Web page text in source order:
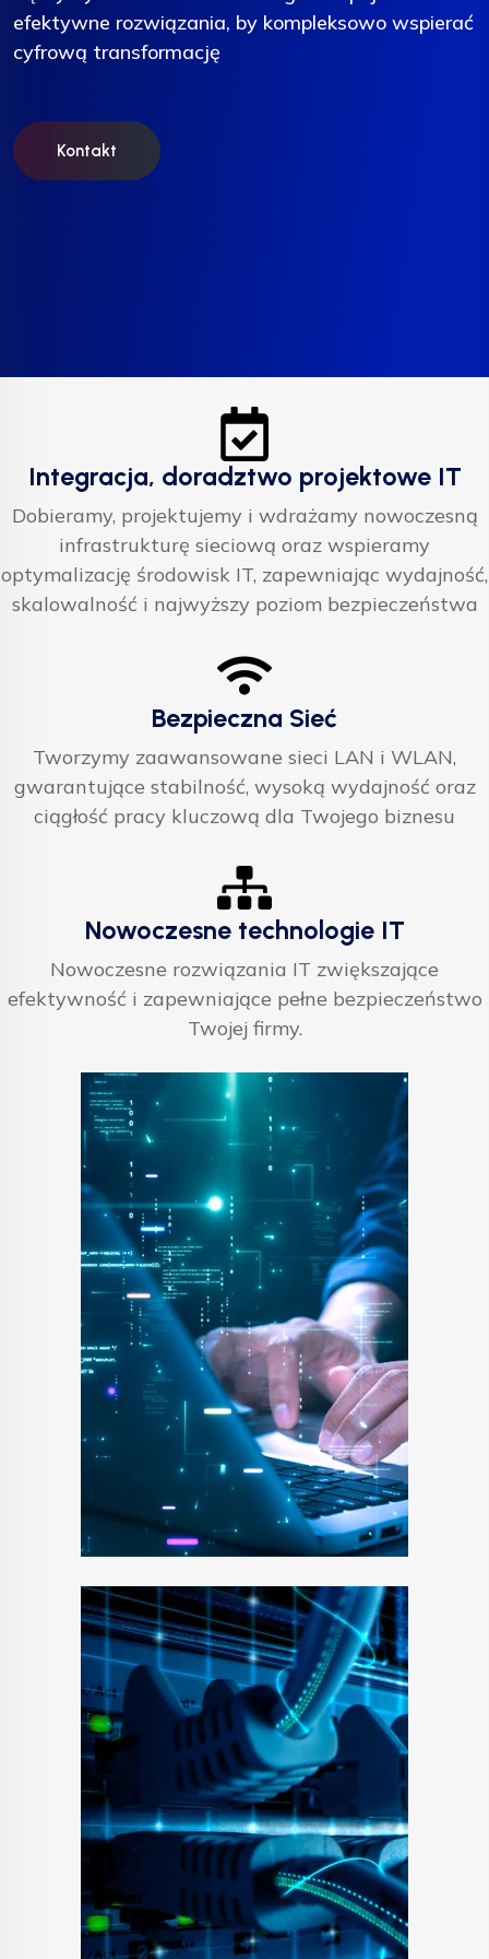
efektywne rozwiązania, by kompleksowo wspierać
cyfrową transformację
Kontakt
efektywne rozwiązania, by kompleksowo wspierać
cyfrową transformację
Kontakt
efektywne rozwiązania, by kompleksowo wspierać
cyfrową transformację
Kontakt
Integracja, doradztwo projektowe IT
Dobieramy, projektujemy i wdrażamy nowoczesną
infrastrukturę sieciową oraz wspieramy
optymalizację środowisk IT, zapewniając wydajność,
skalowalność i najwyższy poziom bezpieczeństwa
Bezpieczna Sieć
Tworzymy zaawansowane sieci LAN i WLAN,
gwarantujące stabilność, wysoką wydajność oraz
ciągłość pracy kluczową dla Twojego biznesu
Nowoczesne technologie IT
Nowoczesne rozwiązania IT zwiększające
efektywność i zapewniające pełne bezpieczeństwo
Twojej firmy.